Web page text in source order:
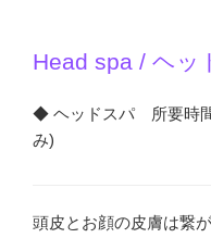
Head spa / ヘッ
◆ ヘッドスパ 所要時
み)
頭皮とお顔の皮膚は繋